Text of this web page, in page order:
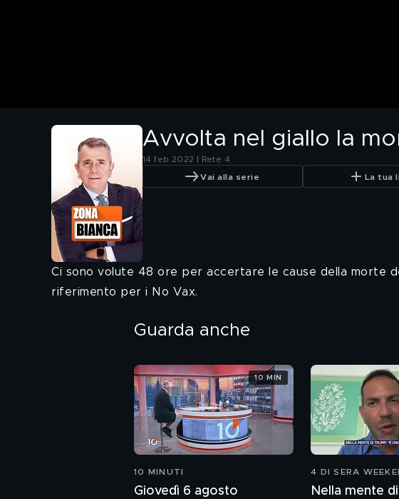
Avvolta nel giallo la
14 feb 2022 | Rete 4
Vai alla serie La tua
Ci sono volute 48 ore per accertare le cause della morte
riferimento per i No Vax.
Guarda anche
10 MINUTI
Giovedì 6 agosto
10 MIN
4 DI SERA
Nella mente